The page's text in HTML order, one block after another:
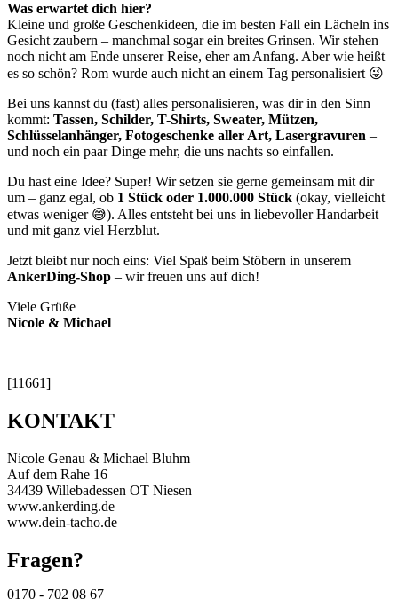
Was erwartet dich hier?
Kleine und große Geschenkideen, die im besten Fall ein Lächeln ins
Gesicht zaubern – manchmal sogar ein breites Grinsen. Wir stehen
noch nicht am Ende unserer Reise, eher am Anfang. Aber wie heißt
es so schön? Rom wurde auch nicht an einem Tag personalisiert 😜
Bei uns kannst du (fast) alles personalisieren, was dir in den Sinn
kommt: Tassen, Schilder, T-Shirts, Sweater, Mützen,
Schlüsselanhänger, Fotogeschenke aller Art, Lasergravuren –
und noch ein paar Dinge mehr, die uns nachts so einfallen.
Du hast eine Idee? Super! Wir setzen sie gerne gemeinsam mit dir
um – ganz egal, ob 1 Stück oder 1.000.000 Stück (okay, vielleicht
etwas weniger 😅). Alles entsteht bei uns in liebevoller Handarbeit
und mit ganz viel Herzblut.
Jetzt bleibt nur noch eins: Viel Spaß beim Stöbern in unserem
AnkerDing-Shop – wir freuen uns auf dich!
Viele Grüße
Nicole & Michael
[11661]
KONTAKT
Nicole Genau & Michael Bluhm
Auf dem Rahe 16
34439 Willebadessen OT Niesen
www.ankerding.de
www.dein-tacho.de
Fragen?
0170 - 702 08 67